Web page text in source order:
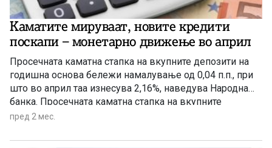
Каматите мируваат, новите кредити
поскапи – монетарно движење во април
Просечната каматна стапка на вкупните депозити на
годишна основа бележи намалување од 0,04 п.п., при
што во април таа изнесува 2,16%, наведува Народна
банка. Просечната каматна стапка на вкупните
кредити, во април 2026 година, изнесува 4,70% и е
на годишна основа оствари пад од 0,41 п.п. Просечната
пред 2 мес.